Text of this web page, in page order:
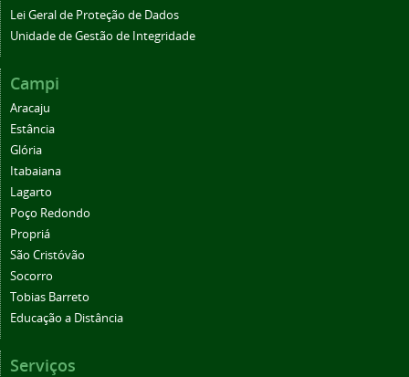
Lei Geral de Proteção de Dados
Unidade de Gestão de Integridade
Campi
Aracaju
Estância
Glória
Itabaiana
Lagarto
Poço Redondo
Propriá
São Cristóvão
Socorro
Tobias Barreto
Educação a Distância
Serviços